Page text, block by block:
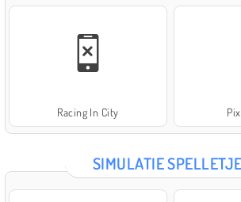
Racing In City
SIMULATIE